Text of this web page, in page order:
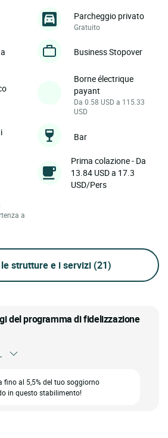
Parcheggio privato
Gratuito
Business Stopover
Borne électrique
payant
Da 0.58 USD a 115.33
USD
Bar
Prima colazione - Da
13.84 USD a 17.3
USD/Pers
a
strutture e i servizi (21)
del programma di fidelizzazione
fino al 5,5% del tuo soggiorno
in questo stabilimento!